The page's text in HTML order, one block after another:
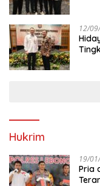
12/
Hukrim
19/
Pria